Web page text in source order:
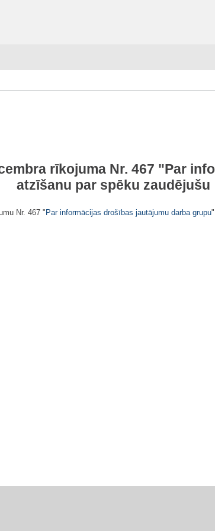
rīkojuma Nr. 467 "Par
atzīšanu par spēku zaudējušu
Nr. 467 " Par informācijas drošības jautājumu darba grupu